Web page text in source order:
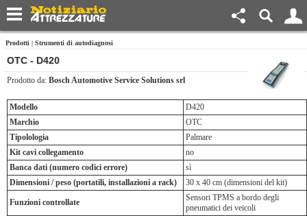
Prodotti | Strumenti di autodiagnosi
OTC - D420
Prodotto da: Bosch Automotive Service Solutions srl
Modello
D420
Marchio
OTC
Tipolologia
Palmare
Kit cavi collegamento
no
Banca dati (numero codici errore)
sì
Dimensioni / peso (portatili, installazioni a rack)
30 x 40 cm (dimensioni del kit)
Funzioni controllate
Sensori TPMS a bordo degli
pneumatici dei veicoli